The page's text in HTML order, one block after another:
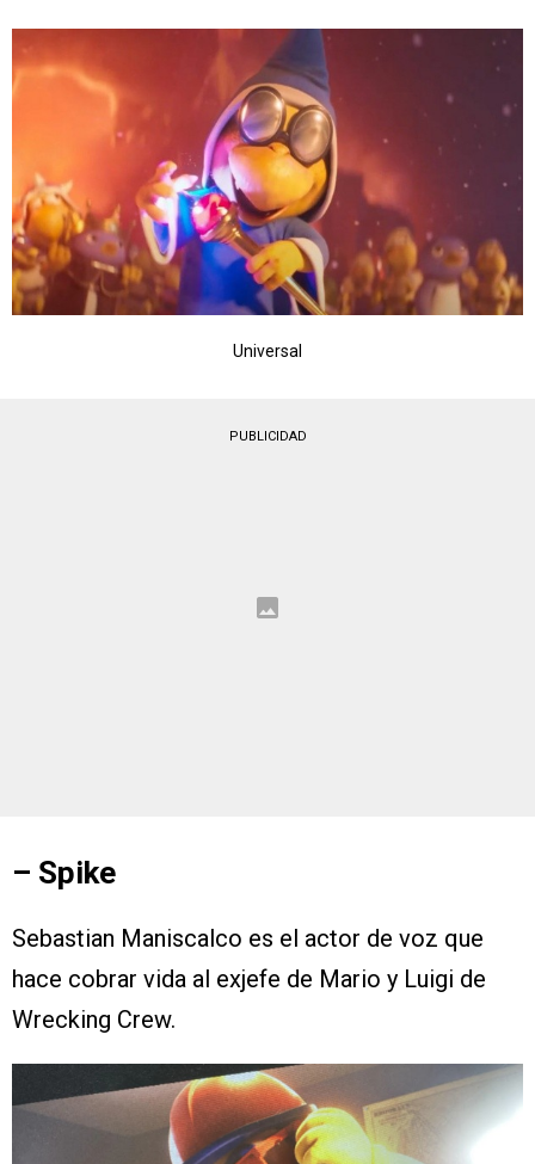
Universal
PUBLICIDAD
– Spike
Sebastian Maniscalco es el actor de voz que
hace cobrar vida al exjefe de Mario y Luigi de
Wrecking Crew.